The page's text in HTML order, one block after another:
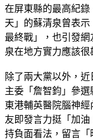
在屏東縣的最高紀
天」的蘇清泉曾表
最終戰」，也引發
泉在地方實力應該很
除了兩大黨以外，
主委「詹智鈞」參
東港輔英醫院腦神
友即發言力挺「加
持負面看法，留言「